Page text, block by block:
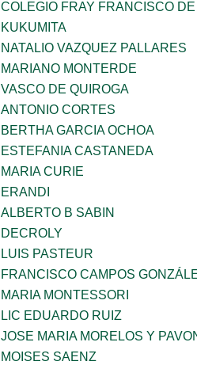
COLEGIO FRAY FRANCISCO
KUKUMITA
NATALIO VAZQUEZ PALLARES
MARIANO MONTERDE
VASCO DE QUIROGA
ANTONIO CORTES
BERTHA GARCIA OCHOA
ESTEFANIA CASTANEDA
MARIA CURIE
ERANDI
ALBERTO B SABIN
DECROLY
LUIS PASTEUR
FRANCISCO CAMPOS
MARIA MONTESSORI
LIC EDUARDO RUIZ
JOSE MARIA MORELOS Y
MOISES SAENZ